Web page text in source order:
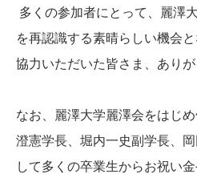
多くの参加者にとって、麗澤
を再認識する素晴らしい機会
協力いただいた皆さま、ありが
なお、麗澤大学麗澤会をはじ
澄憲学長、堀内一史副学長、
して多くの卒業生からお祝い